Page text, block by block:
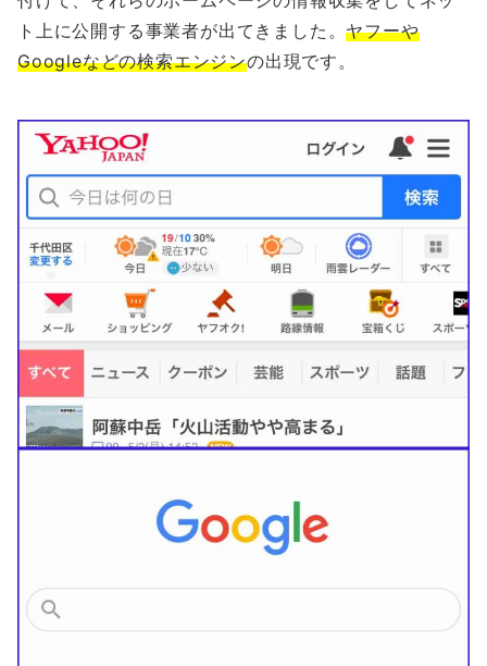
ト上に公開する事業者が出てきました。ヤフーや
Googleなどの検索エンジンの出現です。